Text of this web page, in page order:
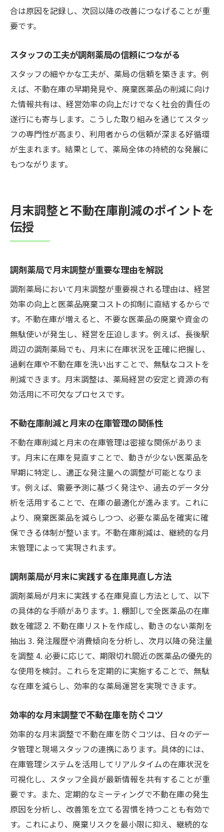
合は原因を記録し、次回以降の改善につなげることが重
要です。
スタッフの工夫が調剤薬局の信頼につながる
スタッフの細やかな工夫が、薬局の信頼を築きます。例
えば、不動在庫の早期発見や、廃棄医薬品の削減に向け
た情報共有は、経営効率の向上だけでなく社会的責任の
遂行にも寄与します。こうした取り組みを通じてスタッ
フの専門性が高まり、利用者からの信頼が深まる好循環
が生まれます。結果として、薬局全体の持続的な発展に
もつながります。
月末調整と不動在庫削減のポイントを
伝授
調剤薬局で月末調整が重要な理由を解説
調剤薬局において月末調整が重要視される理由は、経営
効率の向上と医薬品廃棄コストの抑制に直結するからで
す。不動在庫が増えると、不要な医薬品の廃棄や資金の
無駄使いが発生し、経営を圧迫します。例えば、長後駅
周辺の調剤薬局でも、月末に在庫状況を正確に把握し、
過剰在庫や不動在庫を洗い出すことで、無駄なコストを
削減できます。月末調整は、薬局経営の安定と資源の有
効活用に不可欠なプロセスです。
不動在庫削減と月末の在庫管理の関係性
不動在庫削減と月末の在庫管理は密接な関係がありま
す。月末に在庫を見直すことで、動きが少ない医薬品を
早期に特定し、適正な発注量への調整が可能となりま
す。例えば、需要予測に基づく発注や、過去のデータ分
析を活用することで、在庫の最適化が進みます。これに
より、廃棄医薬品を減らしつつ、必要な薬品を確実に確
保できる体制が整います。不動在庫削減は、継続的な月
末管理によって実現されます。
調剤薬局が月末に実践する在庫見直し方法
調剤薬局が月末に実践する在庫見直し方法として、以下
の具体的な手順があります。1. 棚卸しで全医薬品の在庫
数を確認 2. 不動在庫リストを作成し、動きのない薬剤を
抽出 3. 発注履歴や消費傾向を分析し、次月以降の発注量
を調整 4. 必要に応じて、期限切れ間近の医薬品の優先的
な使用を検討。これらを定期的に実施することで、無駄
な在庫を減らし、効率的な薬局運営を実現できます。
効率的な月末調整で不動在庫を防ぐコツ
効率的な月末調整で不動在庫を防ぐコツは、日々のデー
タ管理と現場スタッフの連携にあります。具体的には、
在庫管理システムを活用してリアルタイムの在庫状況を
可視化し、スタッフ全員が最新情報を共有することが重
要です。また、定期的なミーティングで不動在庫の発生
原因を分析し、改善策を立てる習慣を持つことも有効で
す。これにより、廃棄リスクを最小限に抑え、継続的な